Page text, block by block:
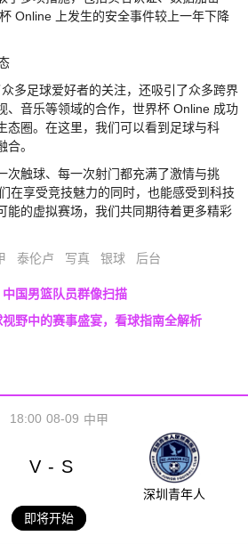
Online 上发生的安全事件较上一年下降
多足球爱好者的关注，还吸引了众多跨界
、音乐等领域的合作，世界杯 Online 成功
态圈。在这里，我们可以看到足球与科
。
次触球、每一次射门都充满了激情与挑
在享受竞技魅力的同时，也能感受到科技
能的虚拟赛场，我们共同期待着更多精彩
泰伦卢 写真 银球 后台
国男篮队员群像扫描
野中的赛事盛宴，看球指南全解析
08-09
18:00 中甲
V - S
深圳青年人
即将开始